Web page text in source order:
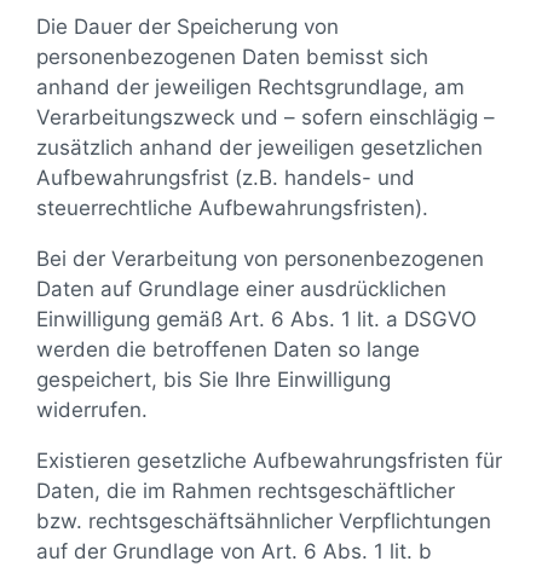
Die Dauer der Speicherung von
personenbezogenen Daten bemisst sich
anhand der jeweiligen Rechtsgrundlage, am
Verarbeitungszweck und – sofern einschlägig –
zusätzlich anhand der jeweiligen gesetzlichen
Aufbewahrungsfrist (z.B. handels- und
steuerrechtliche Aufbewahrungsfristen).
Bei der Verarbeitung von personenbezogenen
Daten auf Grundlage einer ausdrücklichen
Einwilligung gemäß Art. 6 Abs. 1 lit. a DSGVO
werden die betroffenen Daten so lange
gespeichert, bis Sie Ihre Einwilligung
widerrufen.
Existieren gesetzliche Aufbewahrungsfristen für
Daten, die im Rahmen rechtsgeschäftlicher
bzw. rechtsgeschäftsähnlicher Verpflichtungen
auf der Grundlage von Art. 6 Abs. 1 lit. b